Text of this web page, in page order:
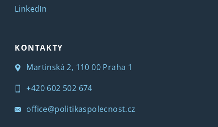
LinkedIn
KONTAKTY
Martinská 2, 110 00 Praha 1
+420 602 502 674
office@politikaspolecnost.cz